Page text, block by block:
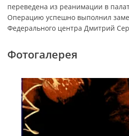
переведена из реанимации в
Операцию успешно выполнил
Федерального центра Дмитрий
Фотогалерея